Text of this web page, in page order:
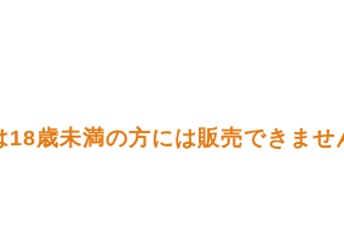
歳未満の方には販売できませ